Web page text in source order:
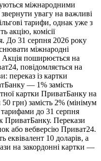
міжнародними
увагу на важливі
тарифи, однак уже з
акцію, комісії
До 31 серпня 2026 року
міжнародні
поширюється на
повідомляється на
переказ із картки
— 1% замість
картки ПриватБанку на
грн) замість 2% (мінімум
до 31 серпня
ПриватБанку. Перекази
або вебверсію Приват24.
еквівалент 10 доларів, а
на закордонні картки —